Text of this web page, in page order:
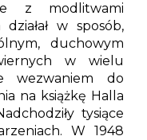
z modlitwami
w sposób,
duchowym
w wielu
wezwaniem do
na książkę Halla
tysiące
W 1948